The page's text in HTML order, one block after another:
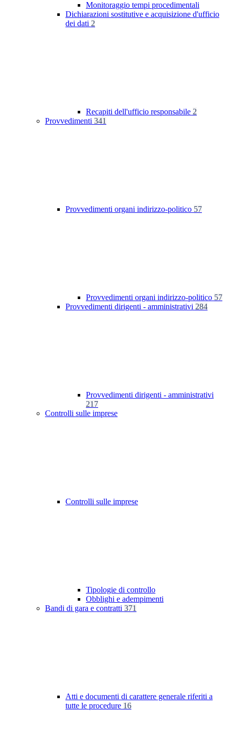
Monitoraggio tempi procedimentali
Dichiarazioni sostitutive e acquisizione d'ufficio
dei dati 2
Recapiti dell'ufficio responsabile 2
Provvedimenti 341
Provvedimenti organi indirizzo-politico 57
Provvedimenti organi indirizzo-politico 57
Provvedimenti dirigenti - amministrativi 284
Provvedimenti dirigenti - amministrativi
217
Controlli sulle imprese
Controlli sulle imprese
Tipologie di controllo
Obblighi e adempimenti
Bandi di gara e contratti 371
Atti e documenti di carattere generale riferiti a
tutte le procedure 16